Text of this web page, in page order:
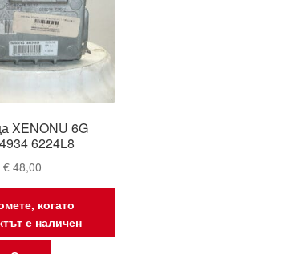
XENONU 6G
6224L8
€ 48,00
когато
е наличен